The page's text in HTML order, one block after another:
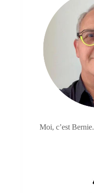
Moi, c’est Bernie.